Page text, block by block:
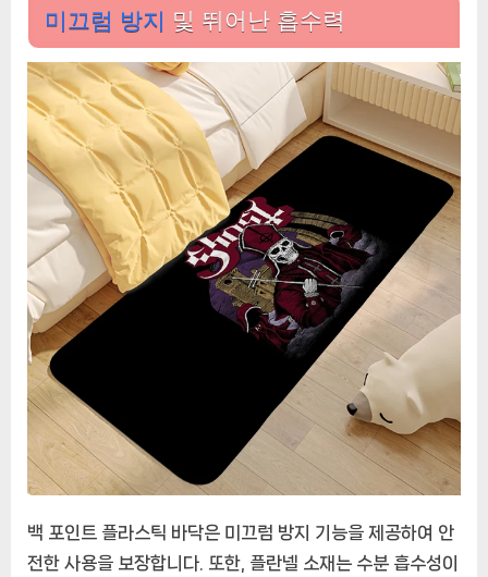
미끄럼 방지 및 뛰어난 흡수력
백 포인트 플라스틱 바닥은 미끄럼 방지 기능을 제공하여 안
전한 사용을 보장합니다. 또한, 플란넬 소재는 수분 흡수성이